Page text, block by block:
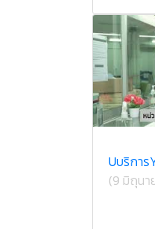
Uบริการ
(9 มิถุนา